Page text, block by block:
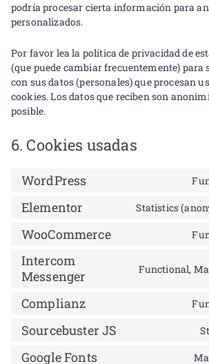
podría procesar cierta información para
personalizados.
Por favor lea la política de privacidad de
(que puede cambiar frecuentemente) para
con sus datos (personales) que procesan
cookies. Los datos que reciben son
posible.
6. Cookies usadas
WordPress
Elementor Statistics
WooCommerce
Intercom
Messenger
Functional,
Complianz
Sourcebuster JS
Google Fonts